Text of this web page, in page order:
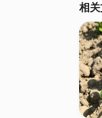
相